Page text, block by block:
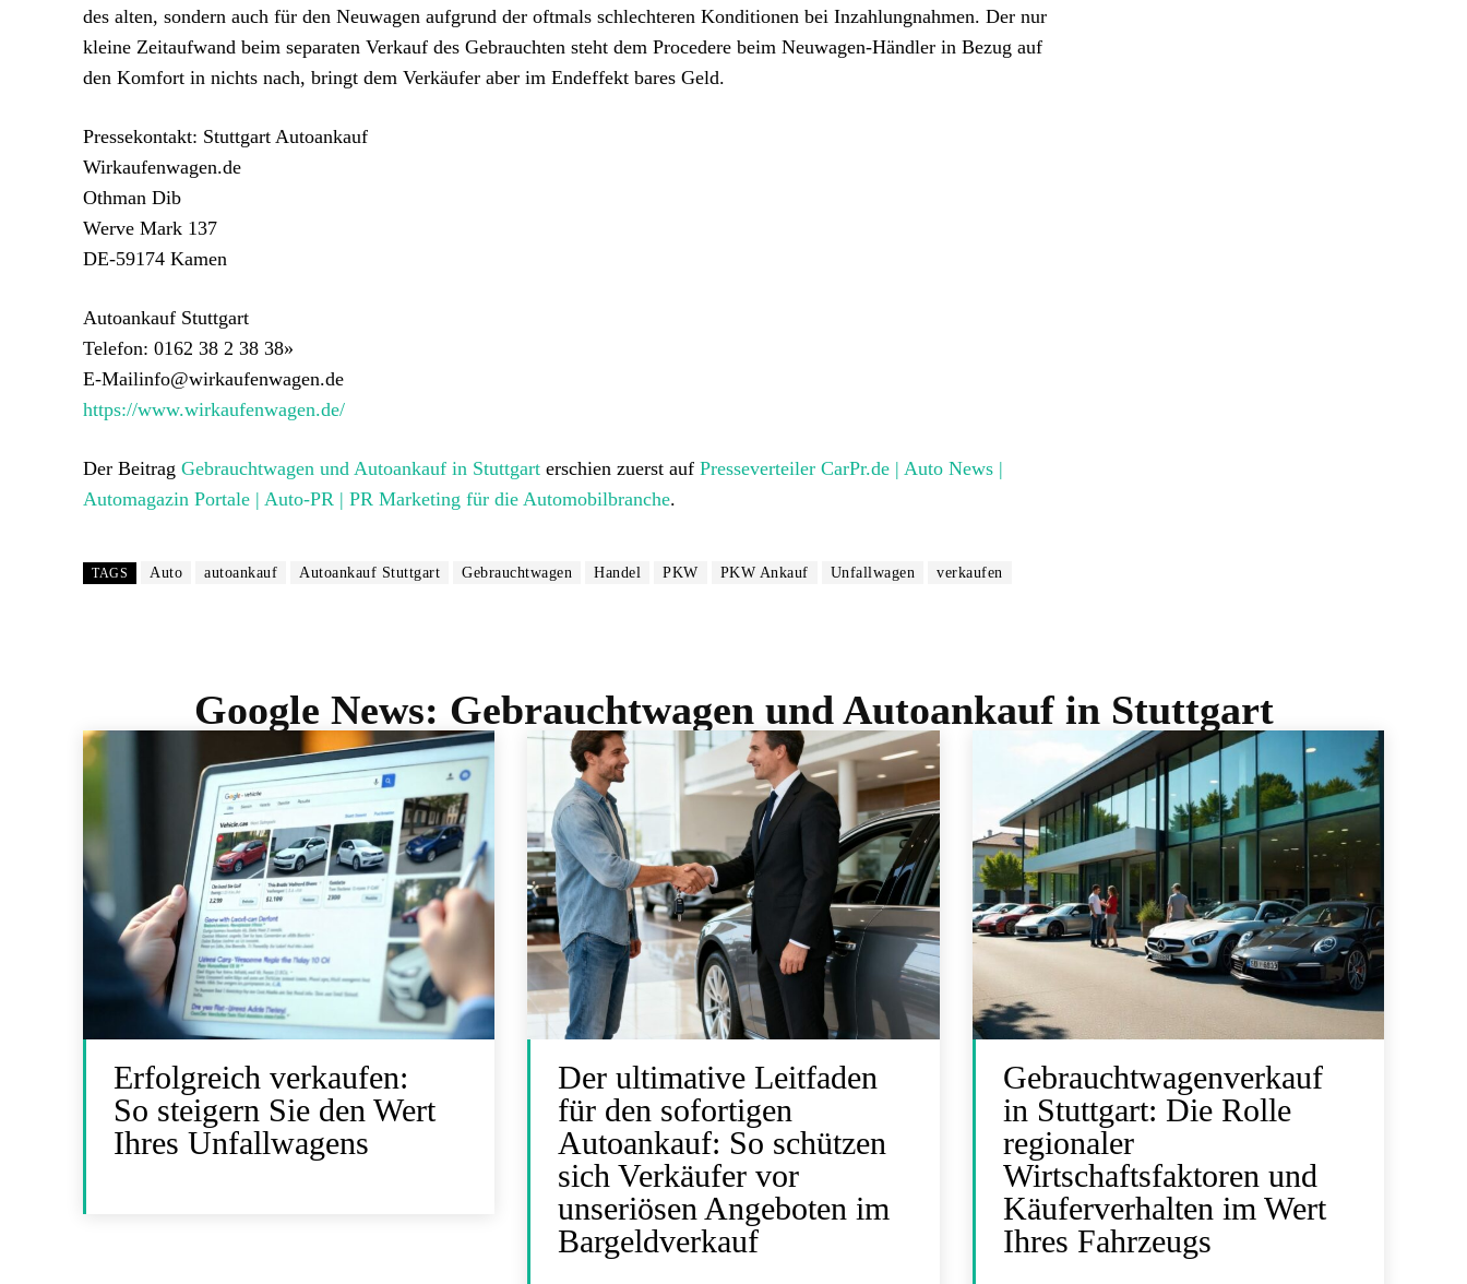
des alten, sondern auch für den Neuwagen aufgrund der oftmals schlechteren Konditionen bei Inzahlungnahmen. Der nur
kleine Zeitaufwand beim separaten Verkauf des Gebrauchten steht dem Procedere beim Neuwagen-Händler in Bezug auf
den Komfort in nichts nach, bringt dem Verkäufer aber im Endeffekt bares Geld.
Pressekontakt: Stuttgart Autoankauf
Wirkaufenwagen.de
Othman Dib
Werve Mark 137
DE-59174 Kamen
Autoankauf Stuttgart
Telefon: 0162 38 2 38 38»
E-Mailinfo@wirkaufenwagen.de
https://www.wirkaufenwagen.de/
Der Beitrag Gebrauchtwagen und Autoankauf in Stuttgart erschien zuerst auf Presseverteiler CarPr.de | Auto News |
Automagazin Portale | Auto-PR | PR Marketing für die Automobilbranche.
TAGS Auto autoankauf Autoankauf Stuttgart Gebrauchtwagen Handel PKW PKW Ankauf Unfallwagen verkaufen
Google News: Gebrauchtwagen und Autoankauf in Stuttgart
Erfolgreich verkaufen:
So steigern Sie den Wert
Ihres Unfallwagens
Der ultimative Leitfaden
für den sofortigen
Autoankauf: So schützen
sich Verkäufer vor
unseriösen Angeboten im
Bargeldverkauf
Gebrauchtwagenverkauf
in Stuttgart: Die Rolle
regionaler
Wirtschaftsfaktoren und
Käuferverhalten im Wert
Ihres Fahrzeugs